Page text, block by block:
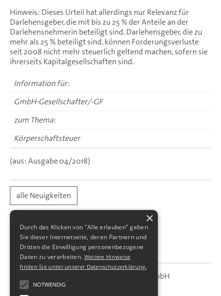
Hinweis: Dieses Urteil hat allerdings nur Relevanz für
Darlehensgeber, die mit bis zu 25 % der Anteile an der
Darlehensnehmerin beteiligt sind. Darlehensgeber, die zu
mehr als 25 % beteiligt sind, können Forderungsverluste
seit 2008 nicht mehr steuerlich geltend machen, sofern sie
ihrerseits Kapitalgesellschaften sind.
Information für:
GmbH-Gesellschafter/-GF
zum Thema:
Körperschaftsteuer
(aus: Ausgabe 04/2018)
alle Neuigkeiten
SBS
SBS Richter, Trenner & Kollegen GmbH
Steuerberatungsgesellschaft
×
Durch das Klicken von "Alle erlauben" geben
Sie dieser Internetseite, deren Partnern und
Dritten die Einwilligung personenbezogene
Daten zu verarbeiten. Weitere Hinweise
finden Sie unter unserer Datenschutzerklärung.
NOTWENDIG